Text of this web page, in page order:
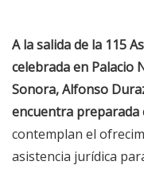
A la salida de la 115
celebrada en Palacio
Sonora, Alfonso
encuentra preparada
contemplan el
asistencia jurídica